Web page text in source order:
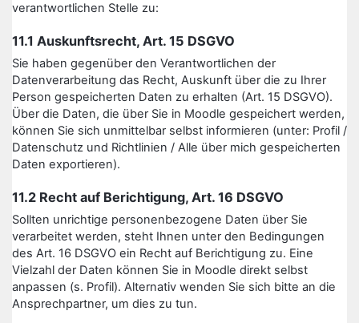
verantwortlichen Stelle zu:
11.1 Auskunftsrecht, Art. 15 DSGVO
Sie haben gegenüber den Verantwortlichen der
Datenverarbeitung das Recht, Auskunft über die zu Ihrer
Person gespeicherten Daten zu erhalten (Art. 15 DSGVO).
Über die Daten, die über Sie in Moodle gespeichert werden,
können Sie sich unmittelbar selbst informieren (unter: Profil /
Datenschutz und Richtlinien / Alle über mich gespeicherten
Daten exportieren).
11.2 Recht auf Berichtigung, Art. 16 DSGVO
Sollten unrichtige personenbezogene Daten über Sie
verarbeitet werden, steht Ihnen unter den Bedingungen
des Art. 16 DSGVO ein Recht auf Berichtigung zu. Eine
Vielzahl der Daten können Sie in Moodle direkt selbst
anpassen (s. Profil). Alternativ wenden Sie sich bitte an die
Ansprechpartner, um dies zu tun.